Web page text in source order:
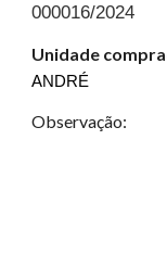
000016/2024
Unidade
ANDRÉ
Observação: